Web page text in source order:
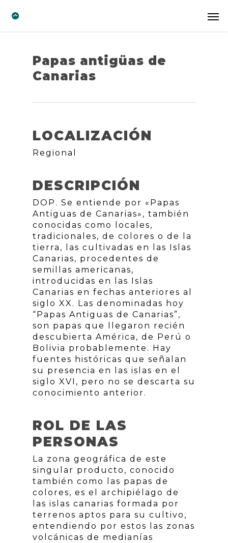
Papas antigüas de
Canarias
LOCALIZACIÓN
Regional
DESCRIPCIÓN
DOP. Se entiende por «Papas
Antiguas de Canarias», también
conocidas como locales,
tradicionales, de colores o de la
tierra, las cultivadas en las Islas
Canarias, procedentes de
semillas americanas,
introducidas en las Islas
Canarias en fechas anteriores al
siglo XX. Las denominadas hoy
“Papas Antiguas de Canarias”,
son papas que llegaron recién
descubierta América, de Perú o
Bolivia probablemente. Hay
fuentes históricas que señalan
su presencia en las islas en el
siglo XVI, pero no se descarta su
conocimiento anterior.
ROL DE LAS
PERSONAS
La zona geográfica de este
singular producto, conocido
también como las papas de
colores, es el archipiélago de
las islas canarias formada por
terrenos aptos para su cultivo,
entendiendo por estos las zonas
volcánicas de medianías